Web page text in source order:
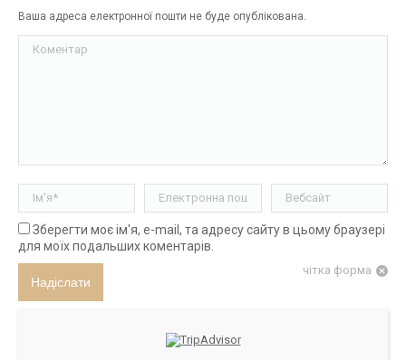
Ваша адреса електронної пошти не буде опублікована.
Коментар
Ім'я * Електронна пошта * Вебсайт
Зберегти моє ім'я, e-mail, та адресу сайту в цьому браузері
для моїх подальших коментарів.
чітка форма
Надіслати